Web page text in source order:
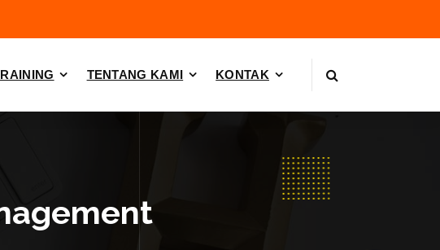
TENTANG KAMI KONTAK